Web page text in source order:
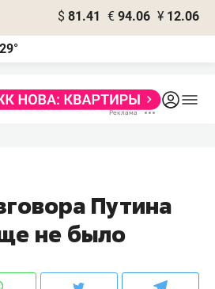
$ 81.41 € 94.06 ¥ 12.06
29°
Путина
не было